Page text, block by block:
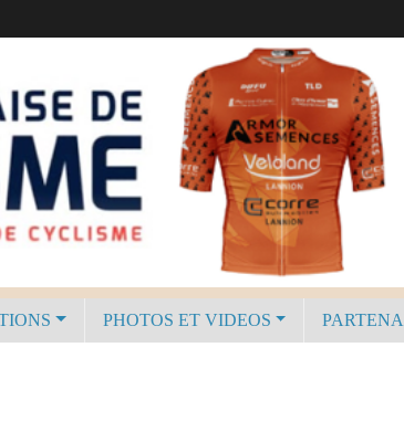
PHOTOS ET VIDEOS